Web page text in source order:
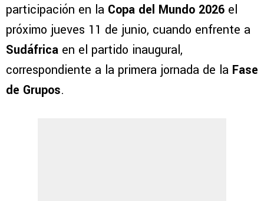
participación en la Copa del Mundo 2026 el
próximo jueves 11 de junio, cuando enfrente a
Sudáfrica en el partido inaugural,
correspondiente a la primera jornada de la Fase
de Grupos.